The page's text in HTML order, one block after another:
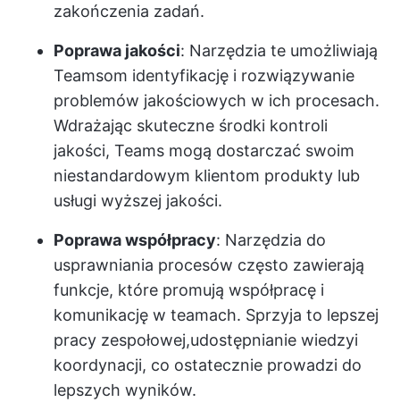
zakończenia zadań.
Poprawa jakości: Narzędzia te umożliwiają
Teamsom identyfikację i rozwiązywanie
problemów jakościowych w ich procesach.
Wdrażając skuteczne środki kontroli
jakości, Teams mogą dostarczać swoim
niestandardowym klientom produkty lub
usługi wyższej jakości.
Poprawa współpracy: Narzędzia do
usprawniania procesów często zawierają
funkcje, które promują współpracę i
komunikację w teamach. Sprzyja to lepszej
pracy zespołowej,udostępnianie wiedzyi
koordynacji, co ostatecznie prowadzi do
lepszych wyników.